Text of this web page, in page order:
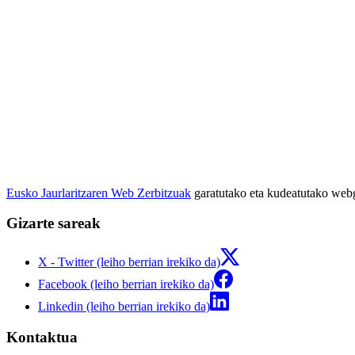
Eusko Jaurlaritzaren Web Zerbitzuak garatutako eta kudeatutako
Gizarte sareak
X - Twitter (leiho berrian irekiko da)
Facebook (leiho berrian irekiko da)
Linkedin (leiho berrian irekiko da)
Kontaktua